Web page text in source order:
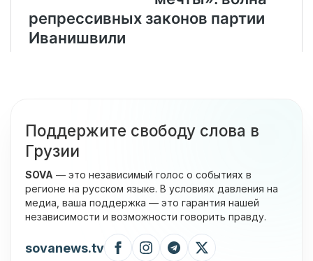
Поддержите свободу слова в
Грузии
SOVA — это независимый голос о событиях в
регионе на русском языке. В условиях давления на
медиа, ваша поддержка — это гарантия нашей
независимости и возможности говорить правду.
sovanews.tv